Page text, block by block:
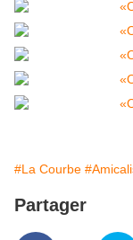
#La Courbe
Partager